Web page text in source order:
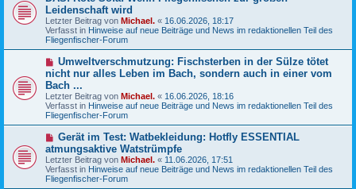
r
a
g
u
e
r
B
e
i
r
a
g
Leidenschaft wird
Letzter Beitrag von Michael. « 16.06.2026, 18:17
Verfasst in Hinweise auf neue Beiträge und News im redaktionellen Teil des
Fliegenfischer-Forum
N
u
e
r
B
e
i
r
a
g
Umweltverschmutzung: Fischsterben in der Sülze tötet
nicht nur alles Leben im Bach, sondern auch in einer vom
Bach ...
Letzter Beitrag von Michael. « 16.06.2026, 18:16
Verfasst in Hinweise auf neue Beiträge und News im redaktionellen Teil des
Fliegenfischer-Forum
N
u
e
r
B
Gerät im Test: Watbekleidung: Hotfly ESSENTIAL
atmungsaktive Watstrümpfe
Letzter Beitrag von Michael. « 11.06.2026, 17:51
Verfasst in Hinweise auf neue Beiträge und News im redaktionellen Teil des
Fliegenfischer-Forum